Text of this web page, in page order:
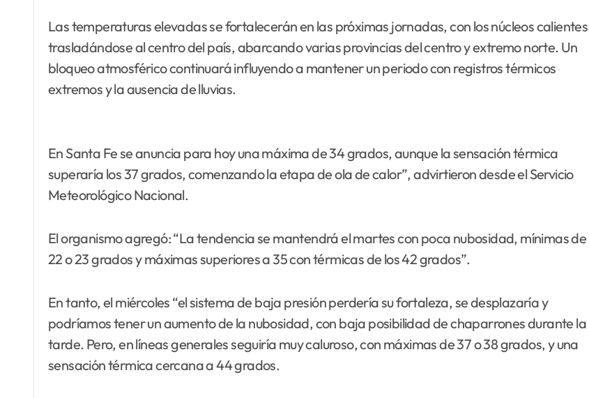
Las temperaturas elevadas se fortalecerán en las próximas jornadas, con los núcleos calientes
trasladándose al centro del país, abarcando varias provincias del centro y extremo norte. Un
bloqueo atmosférico continuará influyendo a mantener un periodo con registros térmicos
extremos y la ausencia de lluvias.
En Santa Fe se anuncia para hoy una máxima de 34 grados, aunque la sensación térmica
superaría los 37 grados, comenzando la etapa de ola de calor”, advirtieron desde el Servicio
Meteorológico Nacional.
El organismo agregó: “La tendencia se mantendrá el martes con poca nubosidad, mínimas de
22 o 23 grados y máximas superiores a 35 con térmicas de los 42 grados”.
En tanto, el miércoles “el sistema de baja presión perdería su fortaleza, se desplazaría y
podríamos tener un aumento de la nubosidad, con baja posibilidad de chaparrones durante la
tarde. Pero, en líneas generales seguiría muy caluroso, con máximas de 37 o 38 grados, y una
sensación térmica cercana a 44 grados.